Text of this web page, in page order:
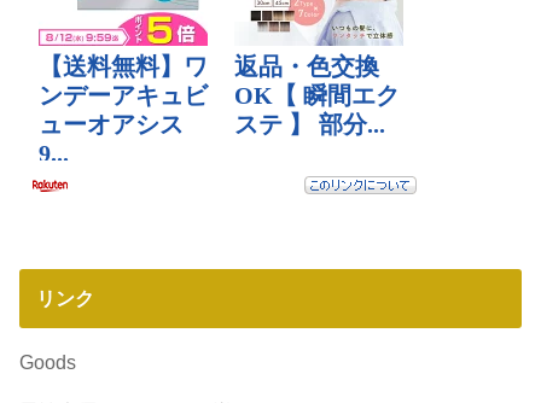
リンク
Goods